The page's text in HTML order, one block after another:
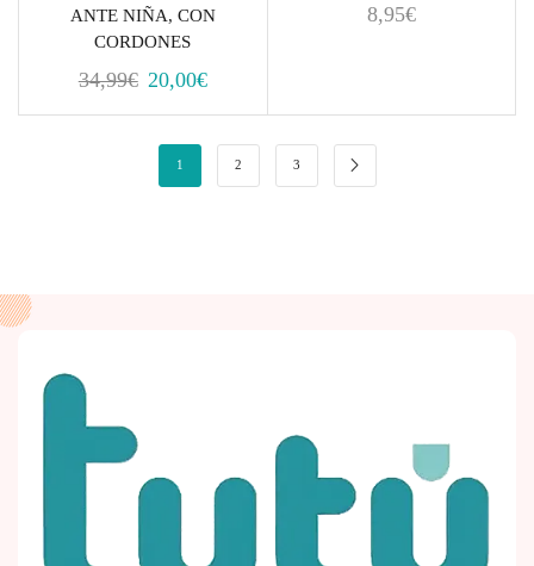
ANTE NIÑA, CON
CORDONES
34,99€ 20,00€
8,95€
1 2 3